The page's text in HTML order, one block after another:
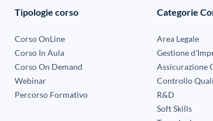
Tipologie corso
Corso OnLine
Corso In Aula
Corso On Demand
Webinar
Percorso Formativo
Categorie
Area Legale
Gestione
Assicurazione
Controllo
R&D
Soft Skills